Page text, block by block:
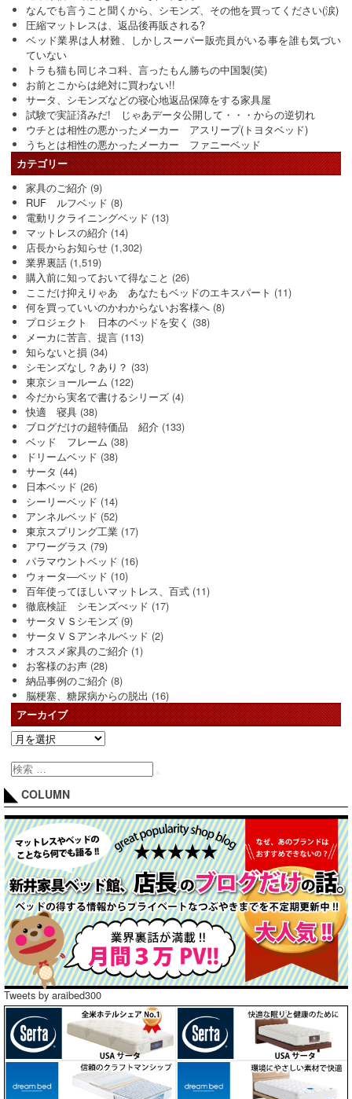
なんでも言うこと聞くから、シモンズ、その他を買ってください(涙)
圧縮マットレスは、返品後再販される?
ベッド業界は人材難、しかしスーパー販売員がいる事を誰も気づい
ていない
トラも猫も同じネコ科、言ったもん勝ちの中国製(笑)
お前とこからは絶対に買わない!!
サータ、シモンズなどの寝心地返品保障をする家具屋
試験で実証済みだ! じゃあデータ公開して・・・からの逆切れ
ウチとは相性の悪かったメーカー アスリープ(トヨタベッド)
うちとは相性の悪かったメーカー ファニーベッド
カテゴリー
家具のご紹介 (9)
RUF ルフベッド (8)
電動リクライニングベッド (13)
マットレスの紹介 (14)
店長からお知らせ (1,302)
業界裏話 (1,519)
購入前に知っておいて得なこと (26)
ここだけ抑えりゃあ あなたもベッドのエキスパート (11)
何を買っていいのかわからないお客様へ (8)
プロジェクト 日本のベッドを安く (38)
メーカに苦言、提言 (113)
知らないと損 (34)
シモンズなし？あり？ (33)
東京ショールーム (122)
今だから実名で書けるシリーズ (4)
快適 寝具 (38)
ブログだけの超特価品 紹介 (133)
ベッド フレーム (38)
ドリームベッド (38)
サータ (44)
日本ベッド (26)
シーリーベッド (14)
アンネルベッド (52)
東京スプリング工業 (17)
アワーグラス (79)
パラマウントベッド (16)
ウォータ―ベッド (10)
百年使ってほしいマットレス、百式 (11)
徹底検証 シモンズべッド (17)
サータＶＳシモンズ (9)
サータＶＳアンネルベッド (2)
オススメ家具のご紹介 (1)
お客様のお声 (28)
納品事例のご紹介 (8)
脳梗塞、糖尿病からの脱出 (16)
アーカイブ
COLUMN
Tweets by araibed300